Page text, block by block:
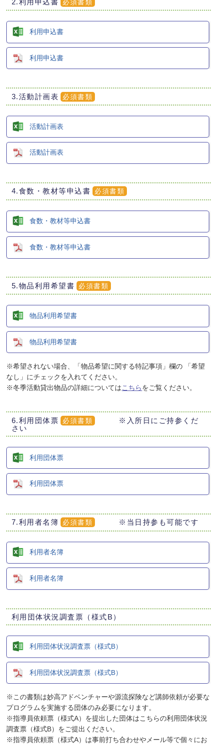
必須書類
利用申込書
利用申込書
3.活動計画表 必須書類
活動計画表
活動計画表
4.食数・教材等申込書 必須書類
食数・教材等申込書
食数・教材等申込書
5.物品利用希望書 必須書類
物品利用希望書
物品利用希望書
※希望されない場合、「物品希望に関する特記事項」欄の 「希望
なし」にチェックを入れてください。
※冬季活動貸出物品の詳細についてはこちらをご覧ください。
6.利用団体票 必須書類 ※入所日にご持参くだ
さい
利用団体票
利用団体票
7.利用者名簿 必須書類 ※当日持参も可能です
利用者名簿
利用者名簿
利用団体状況調査票（様式B）
利用団体状況調査票（様式B）
利用団体状況調査票（様式B）
※この書類は妙高アドベンチャーや源流探険など講師依頼が必要な
プログラムを実施する団体のみ必要になります。
※指導員依頼票（様式A）を提出した団体はこちらの利用団体状況
調査票（様式B）をご提出ください。
※指導員依頼票（様式A）は事前打ち合わせやメール等で個々にお